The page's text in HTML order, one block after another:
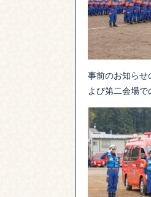
事前のお知らせ
よび第二会場